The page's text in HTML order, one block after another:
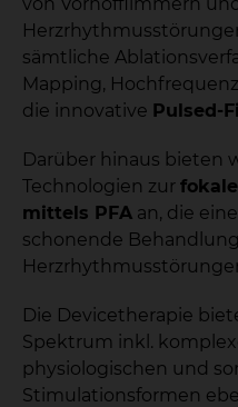
sämtliche
Mapping,
die innovative Pulsed-
Darüber hinaus bieten
Technologien zur
mittels PFA an, die
schonende
Die Devicetherapie
Spektrum inkl.
physiologischen und
Stimulationsformen